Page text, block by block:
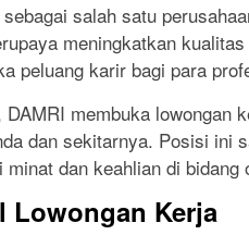
salah satu
meningkatkan
peluang karir bagi para
DAMRI membuka lowongan
dan sekitarnya. Posisi ini
minat dan keahlian di
Lowongan Kerja